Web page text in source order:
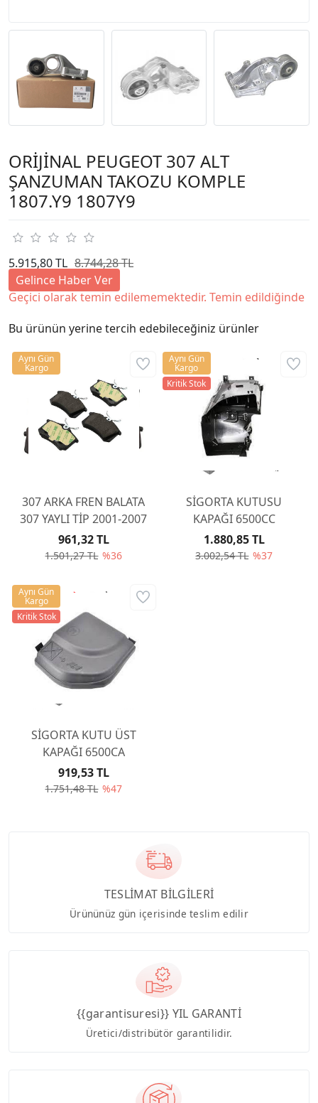
ORİJİNAL PEUGEOT 307 ALT
ŞANZUMAN TAKOZU KOMPLE
1807.Y9 1807Y9
5.915,80 TL 8.744,28 TL
Gelince Haber Ver
Geçici olarak temin edilememektedir. Temin edildiğinde
Bu ürünün yerine tercih edebileceğiniz ürünler
307 ARKA FREN BALATA
307 YAYLI TİP 2001-2007
1.501,27 TL %36
961,32 TL
Aynı Gün
Kargo
SİGORTA KUTUSU
KAPAĞI 6500CC
3.002,54 TL %37
1.880,85 TL
Aynı Gün
Kargo
Kritik Stok
SİGORTA KUTU ÜST
KAPAĞI 6500CA
1.751,48 TL %47
919,53 TL
Aynı Gün
Kargo
Kritik Stok
TESLİMAT BİLGİLERİ
Ürününüz gün içerisinde teslim edilir
{{garantisuresi}} YIL GARANTİ
Üretici/distribütör garantilidir.